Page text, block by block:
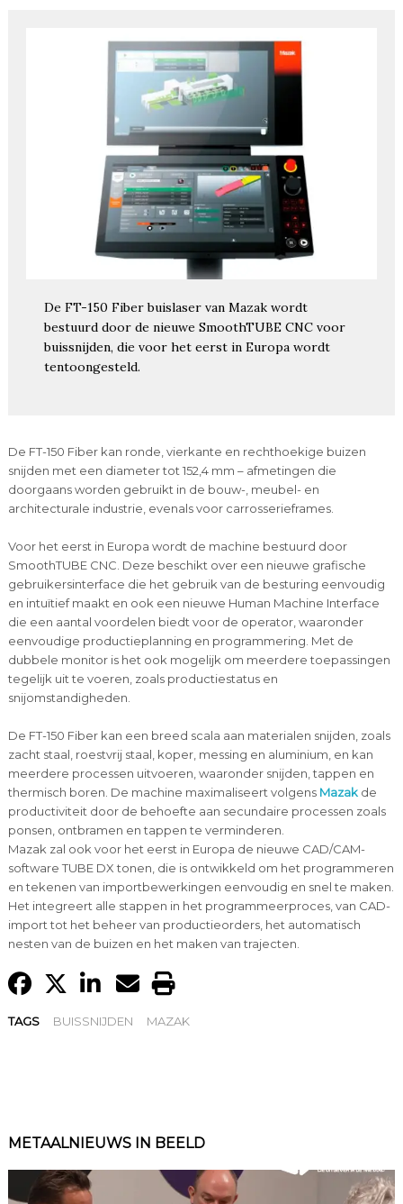
De FT-150 Fiber buislaser van Mazak wordt
bestuurd door de nieuwe SmoothTUBE CNC voor
buissnijden, die voor het eerst in Europa wordt
tentoongesteld.
De FT-150 Fiber kan ronde, vierkante en rechthoekige buizen
snijden met een diameter tot 152,4 mm – afmetingen die
doorgaans worden gebruikt in de bouw-, meubel- en
architecturale industrie, evenals voor carrosserieframes.
Voor het eerst in Europa wordt de machine bestuurd door
SmoothTUBE CNC. Deze beschikt over een nieuwe grafische
gebruikersinterface die het gebruik van de besturing eenvoudig
en intuïtief maakt en ook een nieuwe Human Machine Interface
die een aantal voordelen biedt voor de operator, waaronder
eenvoudige productieplanning en programmering. Met de
dubbele monitor is het ook mogelijk om meerdere toepassingen
tegelijk uit te voeren, zoals productiestatus en
snijomstandigheden.
De FT-150 Fiber kan een breed scala aan materialen snijden, zoals
zacht staal, roestvrij staal, koper, messing en aluminium, en kan
meerdere processen uitvoeren, waaronder snijden, tappen en
thermisch boren. De machine maximaliseert volgens Mazak de
productiviteit door de behoefte aan secundaire processen zoals
ponsen, ontbramen en tappen te verminderen.
Mazak zal ook voor het eerst in Europa de nieuwe CAD/CAM-
software TUBE DX tonen, die is ontwikkeld om het programmeren
en tekenen van importbewerkingen eenvoudig en snel te maken.
Het integreert alle stappen in het programmeerproces, van CAD-
import tot het beheer van productieorders, het automatisch
nesten van de buizen en het maken van trajecten.
TAGS BUISSNIJDEN MAZAK
METAALNIEUWS IN BEELD